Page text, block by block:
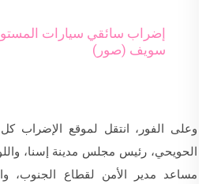
إضراب سائقي سيارات
سويف (صور)
وعلى الفور، انتقل لموقع
الحويحي، رئيس مجلس مدينة إسنا،
مساعد مدير الأمن لقطاع الجنوب،